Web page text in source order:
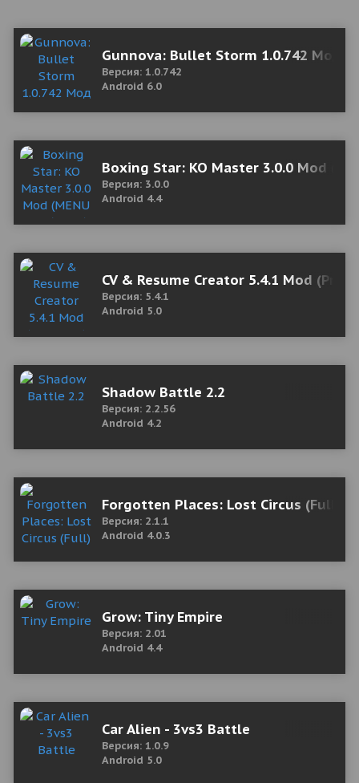
Gunnova: Bullet Storm 1.0.742 Мод
Версия: 1.0.742
Android 6.0
Boxing Star: KO Master 3.0.0 Mod
Версия: 3.0.0
Android 4.4
CV & Resume Creator 5.4.1 Mod
Версия: 5.4.1
Android 5.0
Shadow Battle 2.2
Версия: 2.2.56
Android 4.2
Forgotten Places: Lost Circus (Full)
Версия: 2.1.1
Android 4.0.3
Grow: Tiny Empire
Версия: 2.01
Android 4.4
Car Alien - 3vs3 Battle
Версия: 1.0.9
Android 5.0